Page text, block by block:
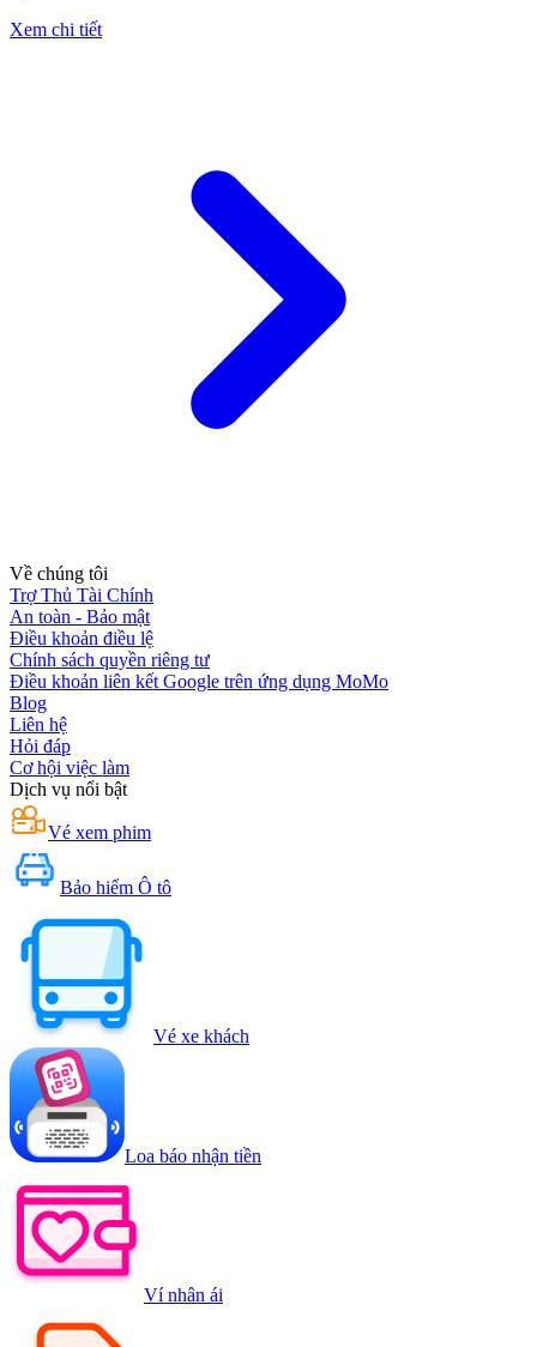
Xem chi tiết
Về chúng tôi
Trợ Thủ Tài Chính
An toàn - Bảo mật
Điều khoản điều lệ
Chính sách quyền riêng tư
Điều khoản liên kết Google trên ứng dụng MoMo
Blog
Liên hệ
Hỏi đáp
Cơ hội việc làm
Dịch vụ nổi bật
Vé xem phim
Bảo hiểm Ô tô
Vé xe khách
Loa báo nhận tiền
Ví nhân ái